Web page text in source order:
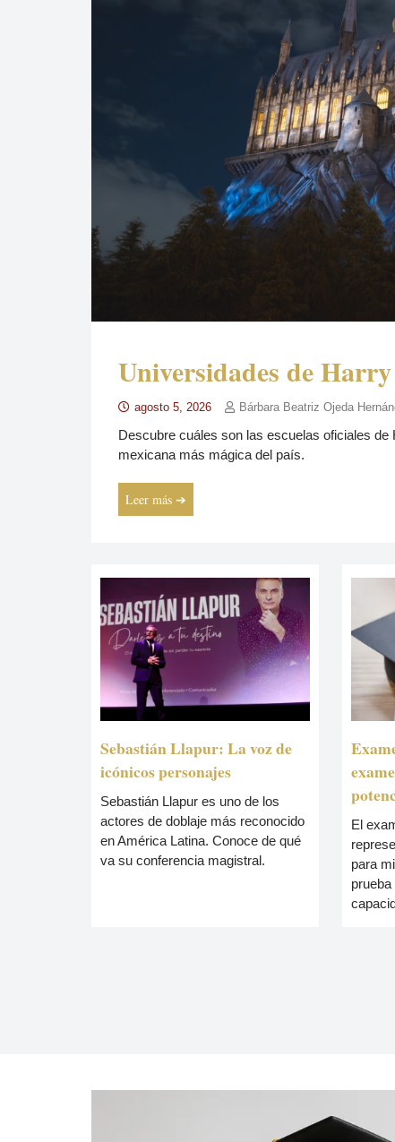
Universidades de
agosto 5, 2026 Bárbara Beatriz Ojeda
Descubre cuáles son las escuelas oficiales
mexicana más mágica del país.
Leer más ➔
Sebastián Llapur: La voz de
icónicos personajes
Sebastián Llapur es uno de los
actores de doblaje más reconocido
en América Latina. Conoce de qué
va su conferencia magistral.
El
para